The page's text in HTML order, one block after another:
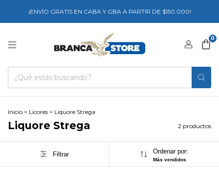
¡ENVÍO GRATIS EN CABA Y GBA A PARTIR DE $150.000!
0
Inicio > Licores > Liquore Strega
Liquore Strega 2 productos
Filtrar Ordenar por:
Más vendidos